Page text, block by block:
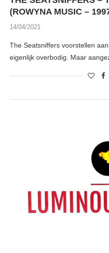
(ROWYNA MUSIC –
14/04/2021
The Seatsniffers voorstellen
eigenlijk overbodig. Maar